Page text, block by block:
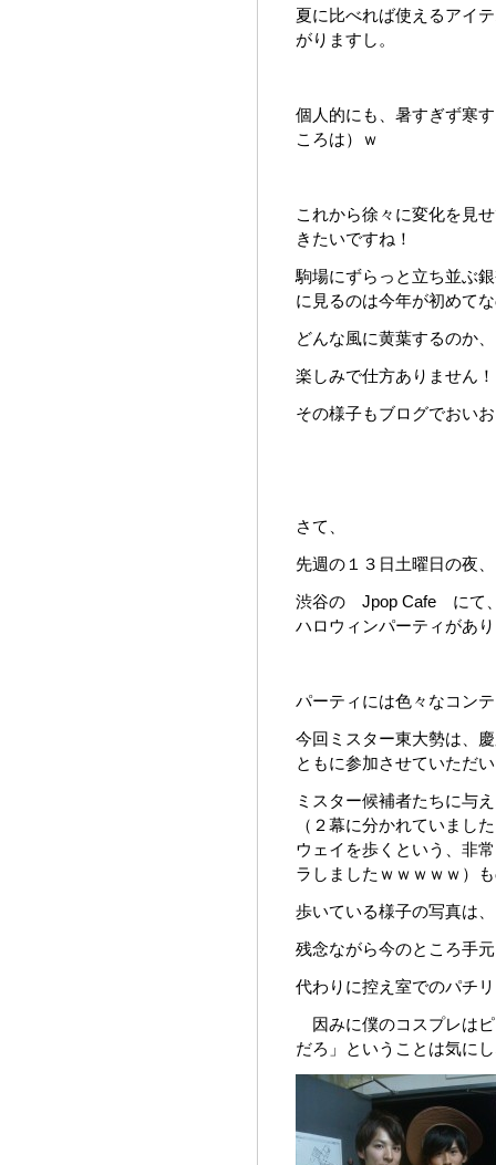
夏に比べれば使えるアイ
がりますし。
個人的にも、暑すぎず寒
ころは）ｗ
これから徐々に変化を見
きたいですね！
駒場にずらっと立ち並ぶ
に見るのは今年が初めて
どんな風に黄葉するのか、
楽しみで仕方ありません
その様子もブログでおい
さて、
先週の１３日土曜日の夜、
渋谷の Jpop Cafe にて
ハロウィンパーティがあ
パーティには色々なコン
今回ミスター東大勢は、
ともに参加させていただ
ミスター候補者たちに与
（２幕に分かれていまし
ウェイを歩くという、非
ラしましたｗｗｗｗｗ）
歩いている様子の写真は、
残念ながら今のところ手
代わりに控え室でのパチ
因みに僕のコスプレは
だろ」ということは気に